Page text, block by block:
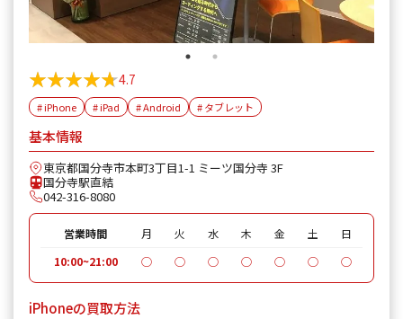
★★★★★
★★★★★4.7
# iPhone # iPad # Android # タブレット
基本情報
東京都国分寺市本町3丁目1-1 ミーツ国分寺 3F
国分寺駅直結
042-316-8080
営業時間 月 火 水 木 金 土
日
10:00~21:00
◯ ◯ ◯ ◯ ◯ ◯ ◯
iPhoneの買取方法